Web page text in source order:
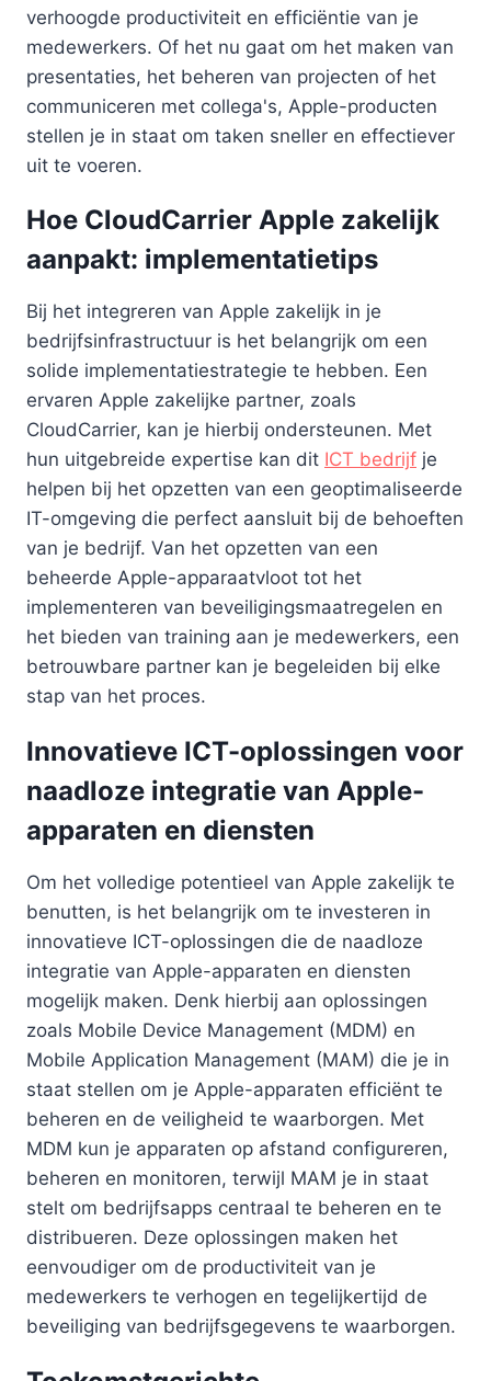
verhoogde productiviteit en efficiëntie van je
medewerkers. Of het nu gaat om het maken van
presentaties, het beheren van projecten of het
communiceren met collega's, Apple-producten
stellen je in staat om taken sneller en effectiever
uit te voeren.
Hoe CloudCarrier Apple zakelijk
aanpakt: implementatietips
Bij het integreren van Apple zakelijk in je
bedrijfsinfrastructuur is het belangrijk om een
solide implementatiestrategie te hebben. Een
ervaren Apple zakelijke partner, zoals
CloudCarrier, kan je hierbij ondersteunen. Met
hun uitgebreide expertise kan dit ICT bedrijf je
helpen bij het opzetten van een geoptimaliseerde
IT-omgeving die perfect aansluit bij de behoeften
van je bedrijf. Van het opzetten van een
beheerde Apple-apparaatvloot tot het
implementeren van beveiligingsmaatregelen en
het bieden van training aan je medewerkers, een
betrouwbare partner kan je begeleiden bij elke
stap van het proces.
Innovatieve ICT-oplossingen voor
naadloze integratie van Apple-
apparaten en diensten
Om het volledige potentieel van Apple zakelijk te
benutten, is het belangrijk om te investeren in
innovatieve ICT-oplossingen die de naadloze
integratie van Apple-apparaten en diensten
mogelijk maken. Denk hierbij aan oplossingen
zoals Mobile Device Management (MDM) en
Mobile Application Management (MAM) die je in
staat stellen om je Apple-apparaten efficiënt te
beheren en de veiligheid te waarborgen. Met
MDM kun je apparaten op afstand configureren,
beheren en monitoren, terwijl MAM je in staat
stelt om bedrijfsapps centraal te beheren en te
distribueren. Deze oplossingen maken het
eenvoudiger om de productiviteit van je
medewerkers te verhogen en tegelijkertijd de
beveiliging van bedrijfsgegevens te waarborgen.